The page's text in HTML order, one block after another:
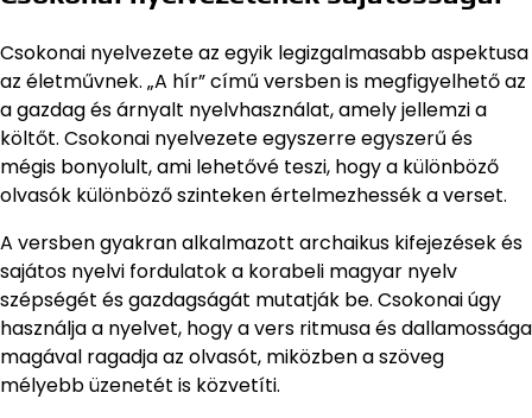
Csokonai nyelvezete az egyik legizgalmasabb aspektusa
az életművnek. „A hír” című versben is megfigyelhető az
a gazdag és árnyalt nyelvhasználat, amely jellemzi a
költőt. Csokonai nyelvezete egyszerre egyszerű és
mégis bonyolult, ami lehetővé teszi, hogy a különböző
olvasók különböző szinteken értelmezhessék a verset.
A versben gyakran alkalmazott archaikus kifejezések és
sajátos nyelvi fordulatok a korabeli magyar nyelv
szépségét és gazdagságát mutatják be. Csokonai úgy
használja a nyelvet, hogy a vers ritmusa és dallamossága
magával ragadja az olvasót, miközben a szöveg
mélyebb üzenetét is közvetíti.